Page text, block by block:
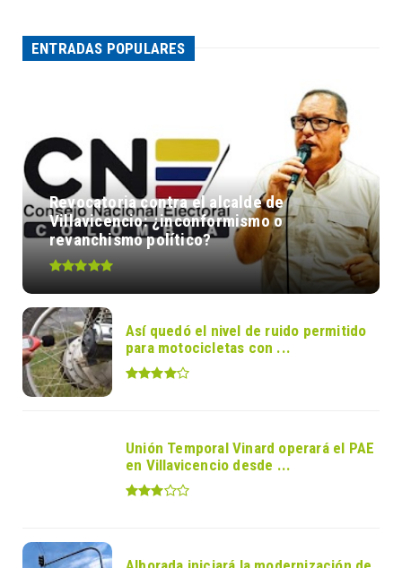
ENTRADAS POPULARES
Revocatoria contra el alcalde de
Villavicencio: ¿inconformismo o
revanchismo político?
Así quedó el nivel de ruido permitido
para motocicletas con ...
Unión Temporal Vinard operará el PAE
en Villavicencio desde ...